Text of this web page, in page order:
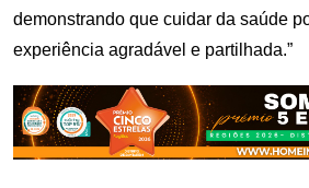
demonstrando que cuidar da saúde
experiência agradável e partilhada.”